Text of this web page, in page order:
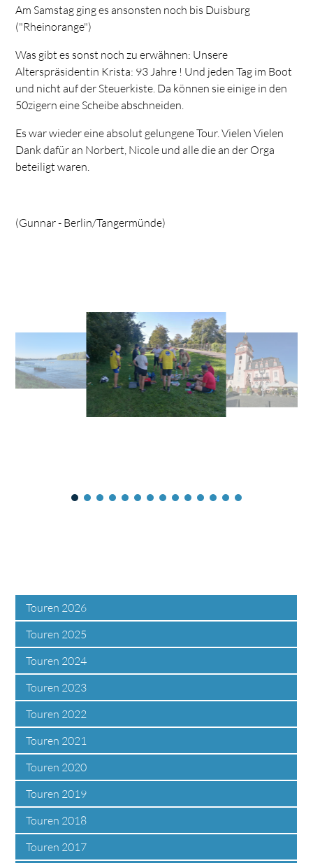
Am Samstag ging es ansonsten noch bis Duisburg
("Rheinorange")
Was gibt es sonst noch zu erwähnen: Unsere
Alterspräsidentin Krista: 93 Jahre ! Und jeden Tag im Boot
und nicht auf der Steuerkiste. Da können sie einige in den
50zigern eine Scheibe abschneiden.
Es war wieder eine absolut gelungene Tour. Vielen Vielen
Dank dafür an Norbert, Nicole und alle die an der Orga
beteiligt waren.
(Gunnar - Berlin/Tangermünde)
Touren 2026
Touren 2025
Touren 2024
Touren 2023
Touren 2022
Touren 2021
Touren 2020
Touren 2019
Touren 2018
Touren 2017